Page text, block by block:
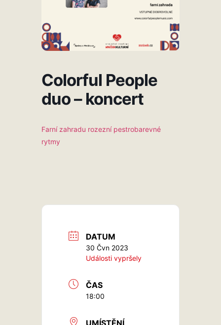
Colorful People
duo – koncert
Farní zahradu rozezní pestrobarevné
rytmy
DATUM
30 Čvn 2023
Události vypršely
ČAS
18:00